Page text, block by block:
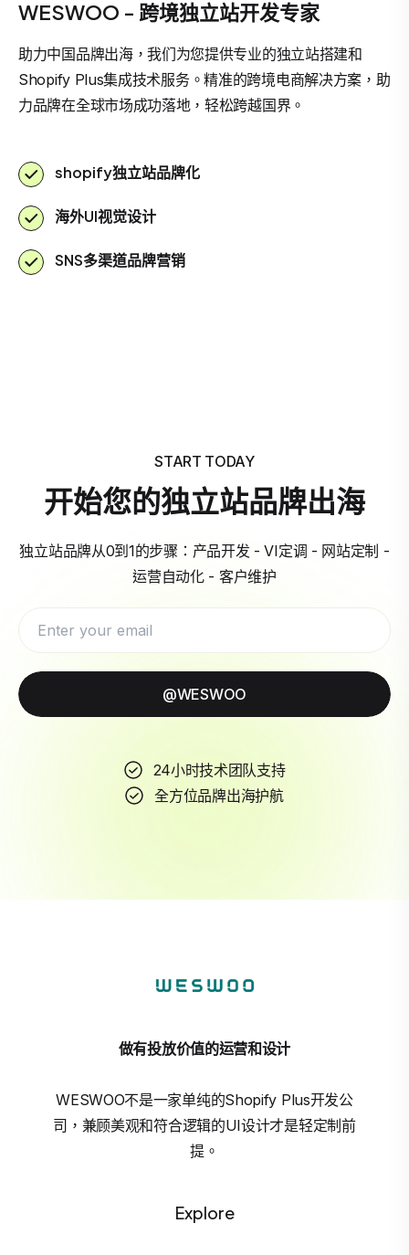
WESWOO - 跨境独立站开发专家
助力中国品牌出海，我们为您提供专业的独立站搭建和
Shopify Plus集成技术服务。精准的跨境电商解决方案，助
力品牌在全球市场成功落地，轻松跨越国界。
shopify独立站品牌化
海外UI视觉设计
SNS多渠道品牌营销
START TODAY
开始您的独立站品牌出海
独立站品牌从0到1的步骤：产品开发 - VI定调 - 网站定制 -
运营自动化 - 客户维护
@WESWOO
24小时技术团队支持
全方位品牌出海护航
做有投放价值的运营和设计
WESWOO不是一家单纯的Shopify Plus开发公
司，兼顾美观和符合逻辑的UI设计才是轻定制前
提。
Explore